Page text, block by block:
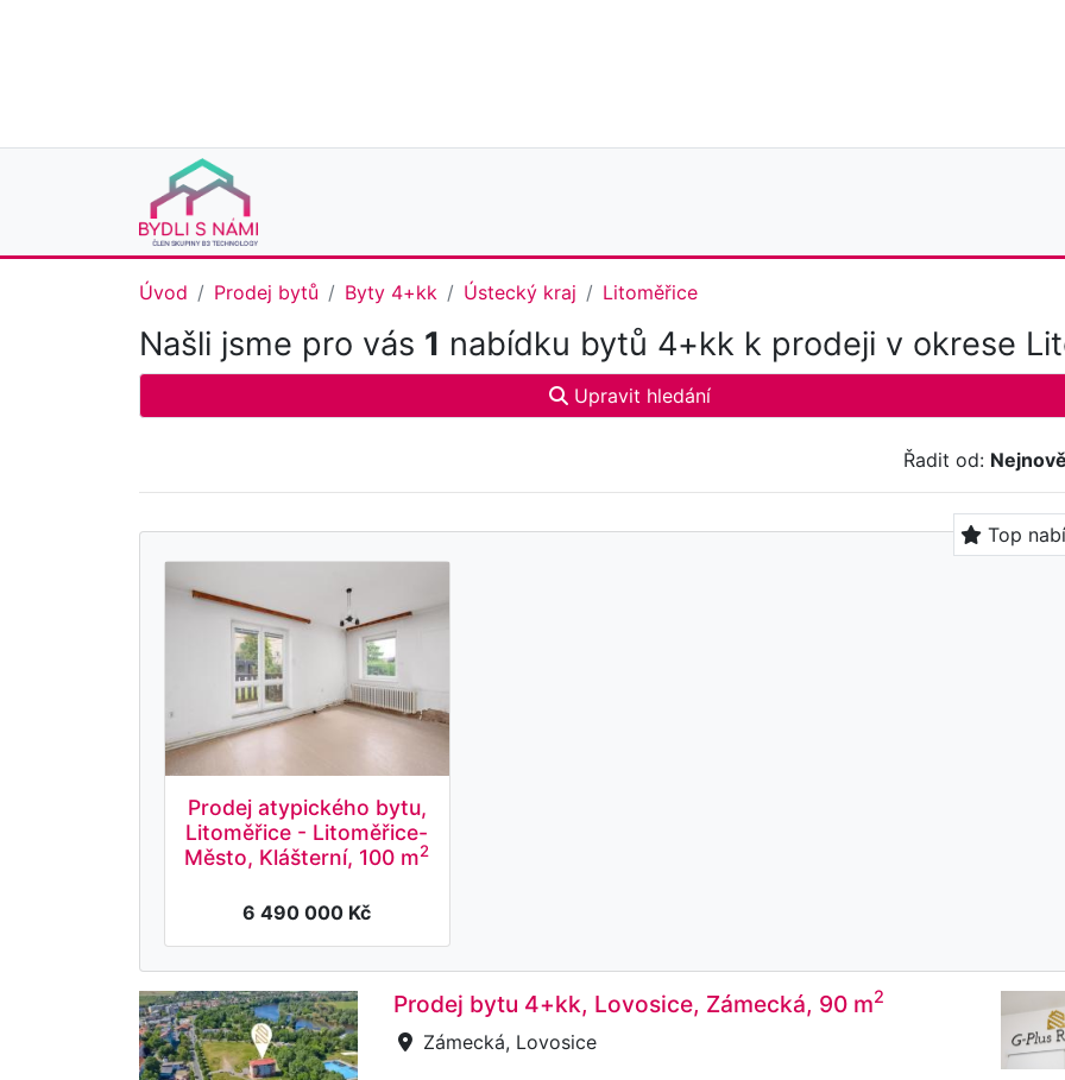
Úvod Prodej bytů Byty 4+kk Ústecký kraj Litoměřice
Našli jsme pro vás 1 nabídku bytů 4+kk k prodeji v okrese
Upravit hledání
Řadit od:
Top
Prodej atypického bytu,
Litoměřice - Litoměřice-
Město, Klášterní, 100 m2
6 490 000 Kč
Prodej bytu 4+kk, Lovosice, Zámecká, 90 m2
Zámecká, Lovosice